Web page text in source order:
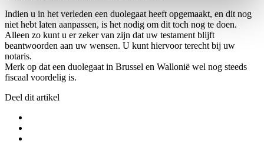
Indien u in het verleden een duolegaat heeft opgemaakt, en dit nog
niet hebt laten aanpassen, is het nodig om dit toch nog te doen.
Alleen zo kunt u er zeker van zijn dat uw testament blijft
beantwoorden aan uw wensen. U kunt hiervoor terecht bij uw
notaris.
Merk op dat een duolegaat in Brussel en Wallonië wel nog steeds
fiscaal voordelig is.
Deel dit artikel